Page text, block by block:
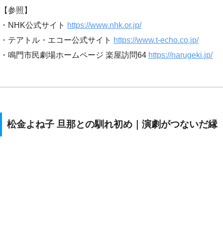
【参照】
・NHK公式サイト https://www.nhk.or.jp/
・テアトル・エコー公式サイト https://www.t-echo.co.jp/
・鳴門市民劇場ホームページ 楽屋訪問64 https://narugeki.jp/
松金よね子 旦那との馴れ初め｜演劇がつないだ縁